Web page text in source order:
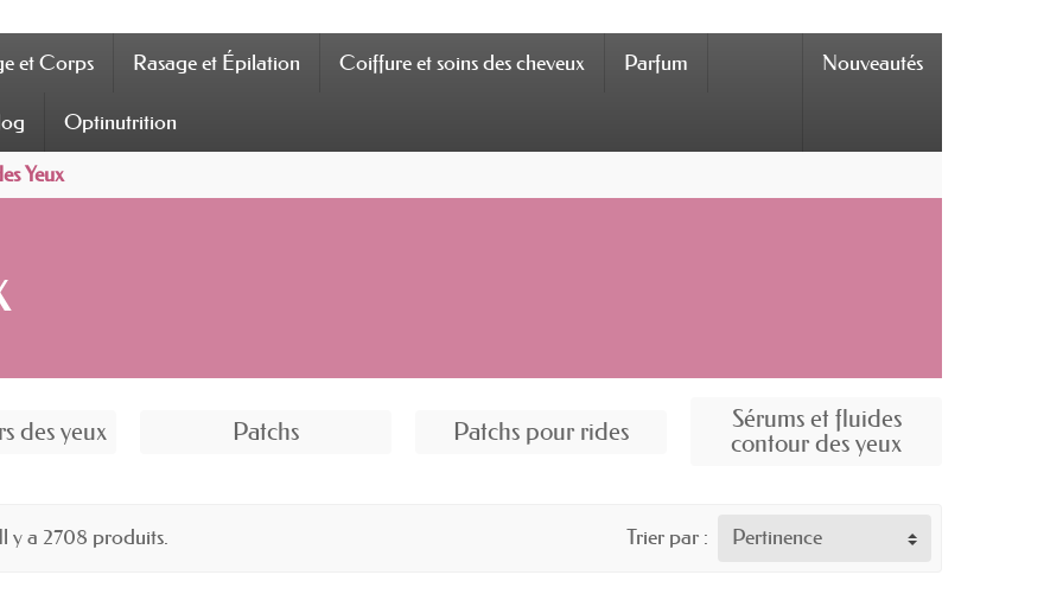
et Corps Rasage et Épilation Coiffure et soins des cheveux Parfum
Optinutrition
Nouveautés
Yeux
des yeux Patchs Patchs pour rides
Sérums et fluides
contour des yeux
Il y a 2708 produits. Trier par : Pertinence